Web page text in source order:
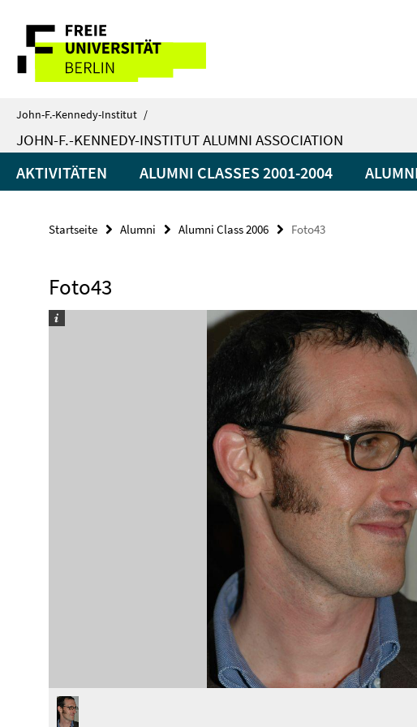
direkt
Inhalt
Service-
Navigation
John-F.-Kennedy-Institut /
JOHN-F.-KENNEDY-INSTITUT ALUMNI ASSOCIATION
AKTIVITÄTEN ALUMNI CLASSES 2001-2004
Startseite Alumni Alumni Class 2006 Foto43
Foto43